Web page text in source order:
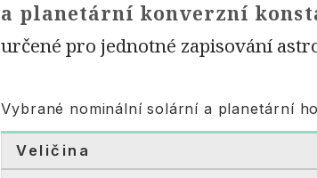
a planetární konverzní
určené pro jednotné zapisování
Vybrané nominální solární a planetární
Veličina